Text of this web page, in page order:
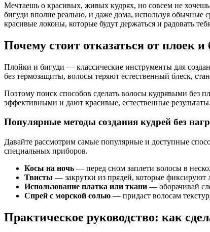
Мечтаешь о красивых, живых кудрях, но совсем не
бигуди вполне реально, и даже дома, используя обычные
красивые локоны, которые будут держаться и радовать
Почему стоит отказаться от плоек и
Плойки и бигуди — классические инструменты для
без термозащиты, волосы теряют естественный блеск,
Поэтому поиск способов сделать волосы кудрявыми без
эффективными и дают красивые, естественные результаты.
Популярные методы создания кудрей без
Давайте рассмотрим самые популярные и доступные
специальных приборов.
Косы на ночь — перед сном заплети волосы в
Твисты — закрутки из прядей, которые фиксируют
Использование платка или ткани — оборачивай
Спрей с морской солью — придаст волосам
Практическое руководство: как